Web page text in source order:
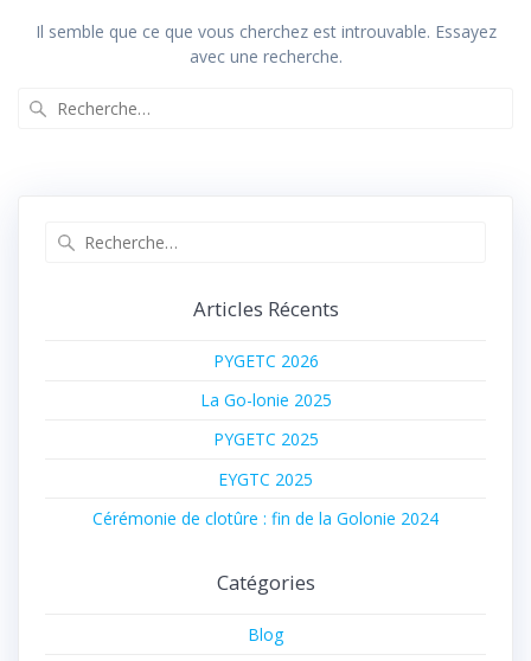
Il semble que ce que vous cherchez est introuvable. Essayez
avec une recherche.
Articles Récents
PYGETC 2026
La Go-lonie 2025
PYGETC 2025
EYGTC 2025
Cérémonie de clotûre : fin de la Golonie 2024
Catégories
Blog